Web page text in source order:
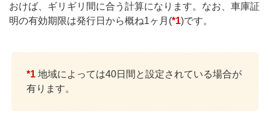
おけば、ギリギリ間に合う計算になります。なお、車庫証
明の有効期限は発行日から概ね1ヶ月(*1)です。
*1 地域によっては40日間と設定されている場合が
有ります。